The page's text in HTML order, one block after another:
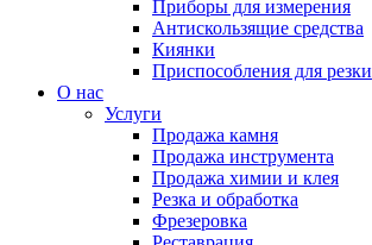
Приборы для измерения
Антискользящие средства
Киянки
Приспособления для резки
О нас
Услуги
Продажа камня
Продажа инструмента
Продажа химии и клея
Резка и обработка
Фрезеровка